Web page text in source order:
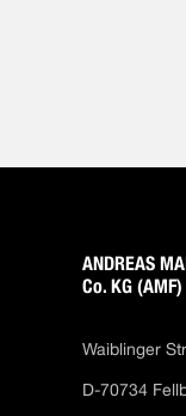
ANDREAS
Co. KG (AMF)
Waiblinger
D-70734